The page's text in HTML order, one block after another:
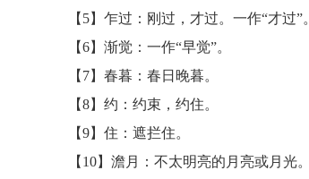
【5】乍过：刚过，才过。一作“才过”。
【6】渐觉：一作“早觉”。
【7】春暮：春日晚暮。
【8】约：约束，约住。
【9】住：遮拦住。
【10】澹月：不太明亮的月亮或月光。